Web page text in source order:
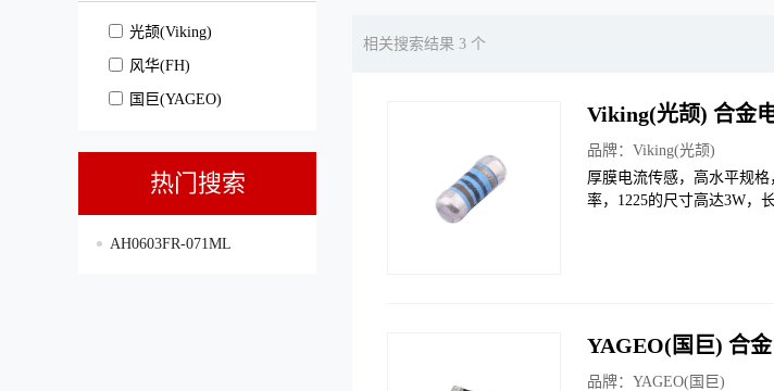
光颉(Viking)
风华(FH)
国巨(YAGEO)
热门搜索
AH0603FR-071ML
相关搜索结果 3 个
Viking(光颉) 合金
品牌： Viking(光颉)
厚膜电流传感，高水平规格
率，1225的尺寸高达3W，
YAGEO(国巨) 合
品牌： YAGEO(国巨)